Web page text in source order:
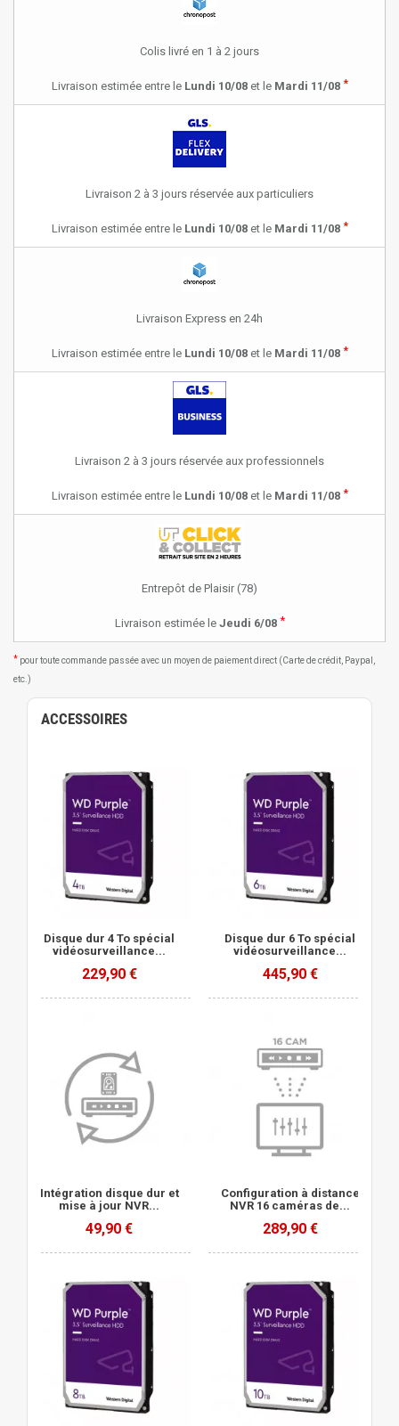
Colis livré en 1 à 2 jours
Livraison estimée entre le Lundi 10/08et le Mardi 11/08 *
Livraison 2 à 3 jours réservée aux particuliers
Livraison estimée entre le Lundi 10/08et le Mardi 11/08 *
Livraison Express en 24h
Livraison estimée entre le Lundi 10/08et le Mardi 11/08 *
Livraison 2 à 3 jours réservée aux professionnels
Livraison estimée entre le Lundi 10/08et le Mardi 11/08 *
Entrepôt de Plaisir (78)
Livraison estimée le Jeudi 6/08 *
* pour toute commande passée avec un moyen de paiement direct (Carte de crédit, Paypal,
etc.)
ACCESSOIRES
Disque dur 4 To spécial
vidéosurveillance...
229,90 €
Disque dur 6 To spécial
vidéosurveillance...
445,90 €
Intégration disque dur et
mise à jour NVR...
49,90 €
Configuration à distance
NVR 16 caméras de...
289,90 €